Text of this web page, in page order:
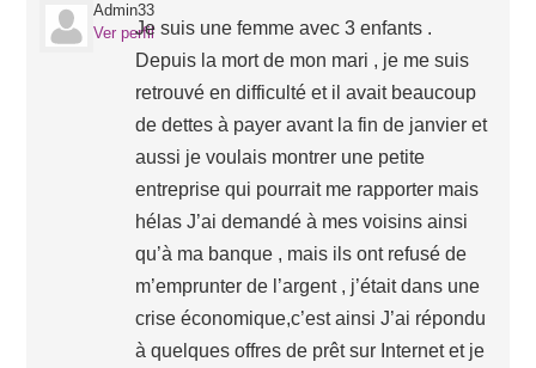
Admin33
Ver perfilJe suis une femme avec 3 enfants .
Depuis la mort de mon mari , je me suis
retrouvé en difficulté et il avait beaucoup
de dettes à payer avant la fin de janvier et
aussi je voulais montrer une petite
entreprise qui pourrait me rapporter mais
hélas J’ai demandé à mes voisins ainsi
qu’à ma banque , mais ils ont refusé de
m’emprunter de l’argent , j’était dans une
crise économique,c’est ainsi J’ai répondu
à quelques offres de prêt sur Internet et je